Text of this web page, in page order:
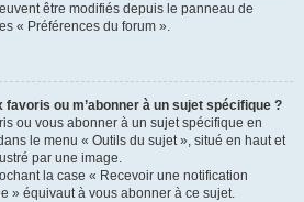
être modifiés depuis le panneau de
« Préférences du forum ».
ou m’abonner à un sujet spécifique ?
ou vous abonner à un sujet spécifique en
le menu « Outils du sujet », situé en haut et
par une image.
la case « Recevoir une notification
» équivaut à vous abonner à ce sujet.